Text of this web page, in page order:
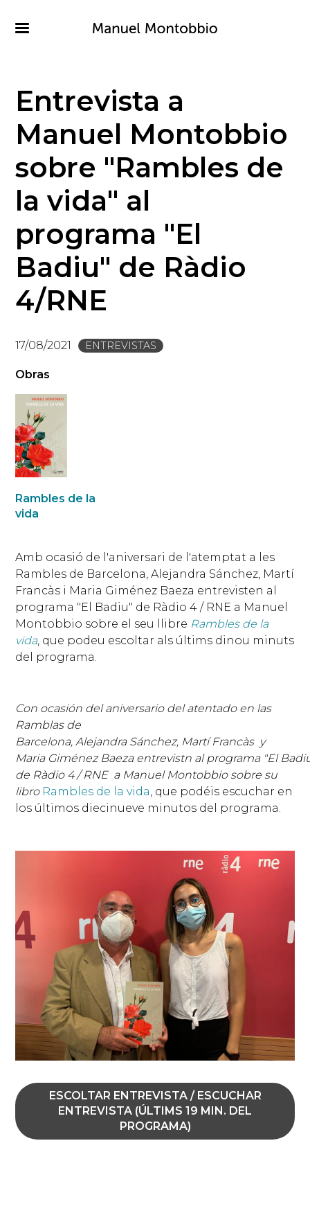
contenido
Entrevista a
Manuel Montobbio
sobre "Rambles de
la vida" al
programa "El
Badiu" de Ràdio
4/RNE
17/08/2021 ENTREVISTAS
Obras
Rambles de la
vida
Amb ocasió de l'aniversari de l'atemptat a les
Rambles de Barcelona, Alejandra Sánchez, Martí
Francàs i Maria Giménez Baeza entrevisten al
programa "El Badiu" de Ràdio 4 / RNE a Manuel
Montobbio sobre el seu llibre Rambles de la
vida, que podeu escoltar als últims dinou minuts
del programa.
Con ocasión del aniversario del atentado en las
Ramblas de
Barcelona, Alejandra Sánchez, Martí Francàs y
Maria Giménez Baeza entrevistn al programa "El
de Ràdio 4 / RNE a Manuel Montobbio sobre su
libro Rambles de la vida , que podéis escuchar en
los últimos diecinueve minutos del programa.
ESCOLTAR ENTREVISTA / ESCUCHAR
ENTREVISTA (ÚLTIMS 19 MIN. DEL
PROGRAMA)